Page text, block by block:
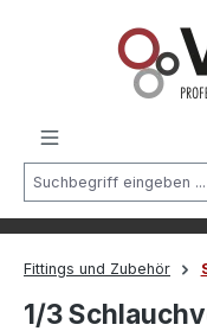
Fittings und Zubehör
1/3